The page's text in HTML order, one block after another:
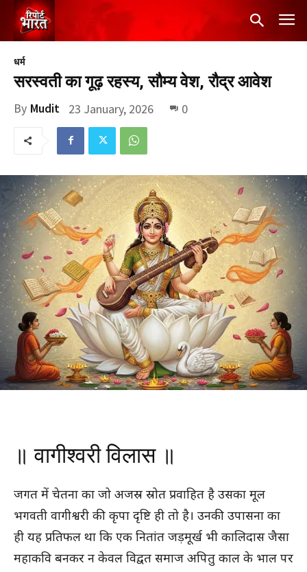
धर्म
सरस्वती का गूढ़ रहस्य, सौम्य वेश, रौद्र आवेश
By Mudit 23 January, 2026 0
॥ वागीश्वरी विलास ॥
जगत में चेतना का जो अजस्र स्रोत प्रवाहित है उसका मूल
भगवती वागीश्वरी की कृपा दृष्टि ही तो है। उनकी उपासना का
ही यह प्रतिफल था कि एक नितांत जड़मूर्ख भी कालिदास जैसा
महाकवि बनकर न केवल विद्वत समाज अपितु काल के भाल पर